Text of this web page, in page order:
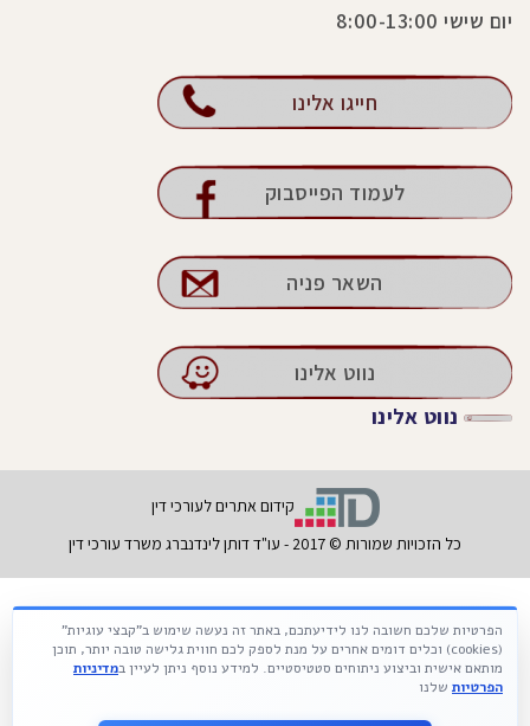
יום שישי 8:00-13:00
חייגו אלינו
לעמוד הפייסבוק
השאר פניה
נווט אלינו
נווט אלינו
קידום אתרים לעורכי דין
כל הזכויות שמורות © 2017 - עו"ד דותן לינדנברג משרד עורכי דין
הפרטיות שלכם חשובה לנו לידיעתכם, באתר זה נעשה שימוש ב"קבצי עוגיות"
(cookies) וכלים דומים אחרים על מנת לספק לכם חווית גלישה טובה יותר, תוכן
מותאם אישית וביצוע ניתוחים סטטיסטיים. למידע נוסף ניתן לעיין במדיניות
הפרטיות שלנו
Français עברית Русский